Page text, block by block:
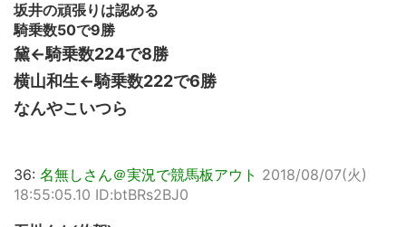
坂井の頑張りは認める
騎乗数50で9勝
黛←騎乗数224で8勝
横山和生←騎乗数222で6勝
なんやこいつら
36: 名無しさん＠実況で競馬板アウト 2018/08/07(火)
18:55:05.10 ID:btBRs2BJ0